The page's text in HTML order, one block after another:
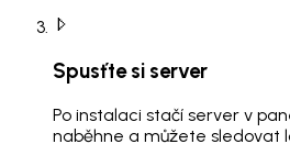
Spusťte si server
Po instalaci stačí server v
naběhne a můžete sledovat